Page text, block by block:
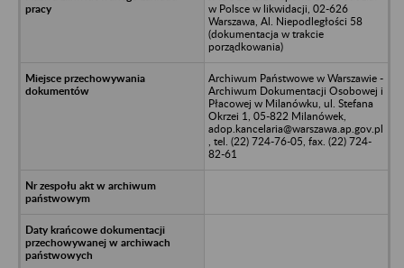
w Polsce w likwidacji, 02-626
Warszawa, Al. Niepodległości 58
(dokumentacja w trakcie
porządkowania)
Archiwum Państwowe w Warszawie -
Archiwum Dokumentacji Osobowej i
Płacowej w Milanówku, ul. Stefana
Okrzei 1, 05-822 Milanówek,
adop.kancelaria@warszawa.ap.gov.pl
, tel. (22) 724-76-05, fax. (22) 724-
82-61